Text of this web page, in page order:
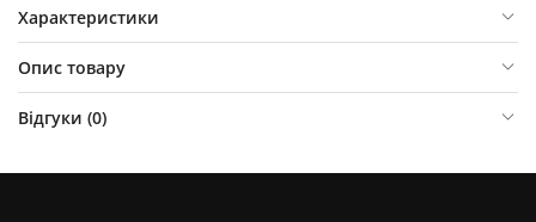
Характеристики
Опис товару
Відгуки (0)